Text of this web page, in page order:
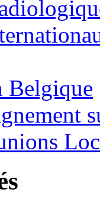
Belgique